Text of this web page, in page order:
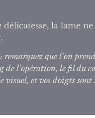
la lame ne
que l’on
de l’opération, le fil du
visuel, et vos doigts sont